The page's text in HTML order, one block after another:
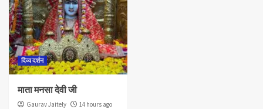
दिव्य दर्शन
माता मनसा देवी जी
Gaurav Jaitely
14 hours ago